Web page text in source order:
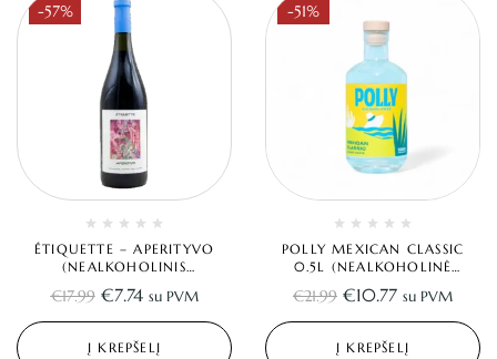
-57%
ÉTIQUETTE – APERITYVO
(NEALKOHOLINIS
VERMUTAS/RAUDONAS
VYNAS) 0.75L
€17.99 €7.74 su PVM
Į KREPŠELĮ
-51%
POLLY MEXICAN CLASSIC
0.5L (NEALKOHOLINĖ
TEKILA)
€21.99 €10.77 su PVM
Į KREPŠELĮ